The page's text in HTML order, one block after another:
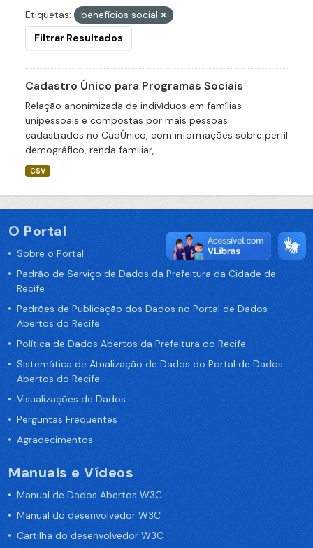
Etiquetas:
benefícios social
Filtrar Resultados
Cadastro Único para Programas Sociais
Relação anonimizada de indivíduos em famílias
unipessoais e compostas por mais pessoas
cadastrados no CadÚnico, com informações sobre perfil
demográfico, renda familiar,...
CSV
O Portal
Sobre o Portal
Padrão de Serviço de Dados da Prefeitura da Cidade de
Recife
Padrões de Publicação dos Dados no Portal de Dados
Abertos do Recife
Política de Dados Abertos da Prefeitura do Recife
Sistemática de Atualização de Dados do Portal de Dados
Abertos do Recife
Visualizações de Dados
Perguntas Frequentes
Agradecimentos
Manuais e Vídeos
Manual de Dados Abertos W3C
Manual do desenvolvedor W3C
Cartilha do desenvolvedor W3C